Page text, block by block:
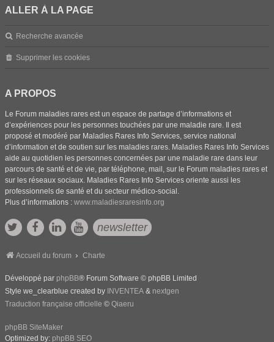
ALLER À LA PAGE
Recherche avancée
Supprimer les cookies
A PROPOS
Le Forum maladies rares est un espace de partage d’informations et
d’expériences pour les personnes touchées par une maladie rare. Il est
proposé et modéré par Maladies Rares Info Services, service national
d’information et de soutien sur les maladies rares. Maladies Rares Info Services
aide au quotidien les personnes concernées par une maladie rare dans leur
parcours de santé et de vie, par téléphone, mail, sur le Forum maladies rares et
sur les réseaux sociaux. Maladies Rares Info Services oriente aussi les
professionnels de santé et du secteur médico-social.
Plus d’informations : www.maladiesraresinfo.org
newsletter
Accueil du forum Charte
Développé par phpBB® Forum Software © phpBB Limited
Style we_clearblue created by INVENTEA & nextgen
Traduction française officielle © Qiaeru
phpBB SiteMaker
Optimized by: phpBB SEO